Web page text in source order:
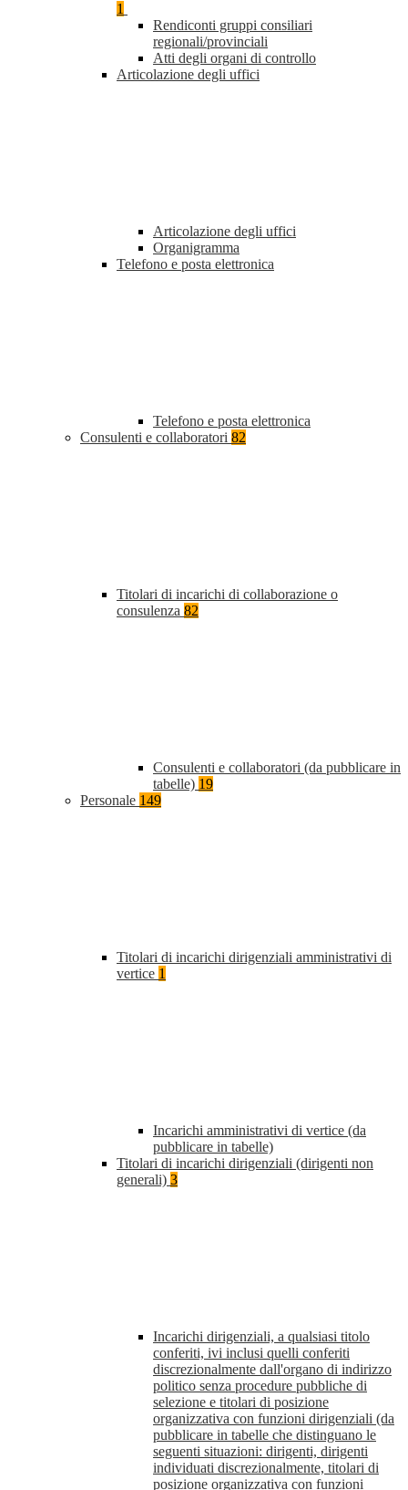
1
Rendiconti gruppi consiliari
regionali/provinciali
Atti degli organi di controllo
Articolazione degli uffici
Articolazione degli uffici
Organigramma
Telefono e posta elettronica
Telefono e posta elettronica
Consulenti e collaboratori 82
Titolari di incarichi di collaborazione o
consulenza 82
Consulenti e collaboratori (da pubblicare in
tabelle) 19
Personale 149
Titolari di incarichi dirigenziali amministrativi di
vertice 1
Incarichi amministrativi di vertice (da
pubblicare in tabelle)
Titolari di incarichi dirigenziali (dirigenti non
generali) 3
Incarichi dirigenziali, a qualsiasi titolo
conferiti, ivi inclusi quelli conferiti
discrezionalmente dall'organo di indirizzo
politico senza procedure pubbliche di
selezione e titolari di posizione
organizzativa con funzioni dirigenziali (da
pubblicare in tabelle che distinguano le
seguenti situazioni: dirigenti, dirigenti
individuati discrezionalmente, titolari di
posizione organizzativa con funzioni